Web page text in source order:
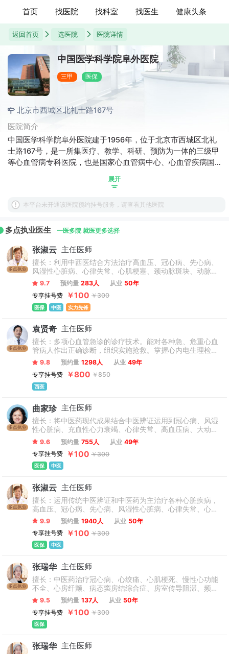
首页 找医院 找科室 找医生 健康头条
返回首页 选医院 医院详情
中国医学科学院阜外医院
三甲 医保
北京市西城区北礼士路167号
医院简介
中国医学科学院阜外医院建于1956年，位于北京市西城区北礼
士路167号，是一所集医疗、教学、科研、预防为一体的三级甲
等心血管病专科医院，也是国家心血管病中心、心血管疾病国
展开
本平台未开通该医院预约挂号服务，请查看其他医院
多点执业医生 一医多院 就医更多选择
多点执业
张淑云 主任医师
擅长：利用中西医结合方法治疗高血压、冠心病、先心病、
风湿性心脏病、心律失常、心肌梗塞、颈动脉斑块、动脉硬
化、心绞痛、心肌炎、心功能不全、房颤、心衰、早搏、心
悸、高脂血症等心血管疾病。
9.7 预约量 283人 从业 50年
专享挂号费
￥100 ￥300
医保 中医 实力先锋
多点执业
袁贤奇 主任医师
擅长：多项心血管急诊的诊疗技术。能对各种急、危重心血
管病人作出正确诊断，组织实施抢救。掌握心内电生理检查
技术，行射频消融术治疗室性心动过速，永久起搏器的安装
及左右心导管检查技术。
9.8 预约量 1298人 从业 49年
专享挂号费
￥800 ￥850
西医
多点执业
曲家珍 主任医师
擅长：将中医药现代成果结合中医辨证运用到冠心病、风湿
性心脏病、充血性心力衰竭、心律失常、高血压病、大动脉
炎、扩心病、高脂血症、糖尿病、心脏外科术后发热、脾胃
失调、等多种疾病的治疗上，临床取得较好的疗效。
9.6 预约量 755人 从业 49年
专享挂号费
￥100 ￥300
医保 中医
多点执业
张淑云 主任医师
擅长：运用传统中医辨证和中医药为主治疗各种心脏疾病，
高血压、冠心病、先心病、风湿性心脏病、心律失常、心肌
梗塞、颈动脉斑块、动脉硬化、心绞痛、心肌炎、心功能不
全、房颤、心衰、早搏、心悸、高脂血症等心血管疾病。
9.9 预约量 1940人 从业 50年
专享挂号费
￥100 ￥300
医保 中医
多点执业
张瑞华 主任医师
擅长：中医药治疗冠心病、心绞痛、心肌梗死、慢性心功能
不全、心房纤颤、病态窦房结综合症、房室传导阻滞、频发
室性早搏等；心律失常、心肌病、病毒性心肌炎、高血压、
肺心病、心脏病外科术后引起的消化功能失调、发热、失眠
等并发症；糖尿病、心脏神经官能症、冠状动脉狭窄支架术
后再狭窄等心血管疾病。
9.5 预约量 137人 从业 50年
专享挂号费
￥100 ￥300
医保
张瑞华 主任医师